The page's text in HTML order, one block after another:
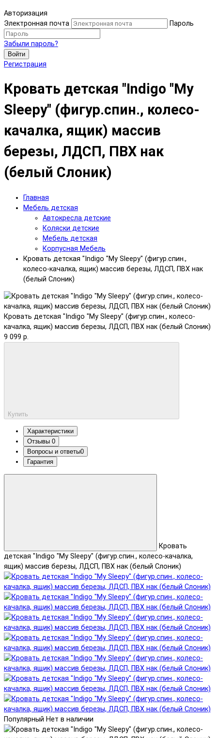
Авторизация
Электронная почта
Пароль
Забыли пароль?
Войти
Регистрация
Кровать детская "Indigo "My
Sleepy" (фигур.спин., колесо-
качалка, ящик) массив
березы, ЛДСП, ПВХ нак
(белый Слоник)
Главная
Мебель детская
Автокресла детские
Коляски детские
Мебель детская
Корпусная Мебель
Кровать детская "Indigo "My Sleepy" (фигур.спин.,
колесо-качалка, ящик) массив березы, ЛДСП, ПВХ нак
(белый Слоник)
Кровать детская "Indigo "My Sleepy" (фигур.спин., колесо-
качалка, ящик) массив березы, ЛДСП, ПВХ нак (белый Слоник)
9 099 р.
Купить
Характеристики
Отзывы 0
Вопросы и ответы0
Гарантия
Кровать
детская "Indigo "My Sleepy" (фигур.спин., колесо-качалка,
ящик) массив березы, ЛДСП, ПВХ нак (белый Слоник)
Популярный Нет в наличии